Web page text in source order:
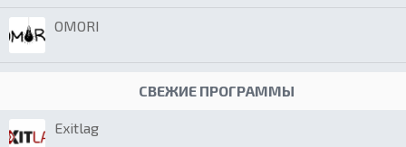
OMORI
СВЕЖИЕ ПРОГРАММЫ
Exitlag